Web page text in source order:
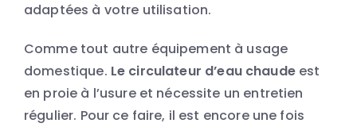
adaptées à votre utilisation.
Comme tout autre équipement à usage
domestique. Le circulateur d’eau chaudeest
en proie à l’usure et nécessite un entretien
régulier. Pour ce faire, il est encore une fois